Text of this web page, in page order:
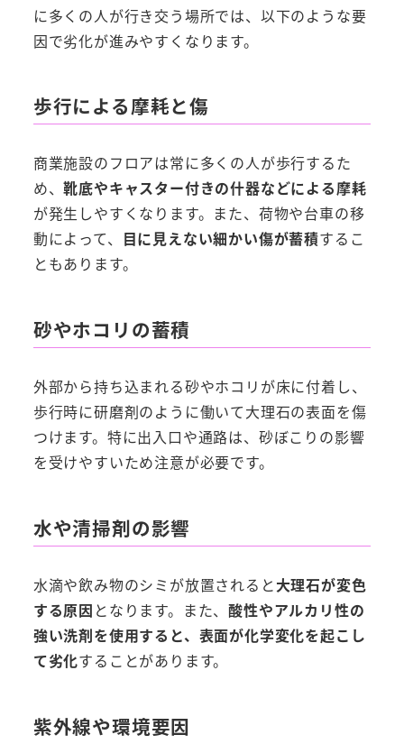
に多くの人が行き交う場所では、以下のような要
因で劣化が進みやすくなります。
歩行による摩耗と傷
商業施設のフロアは常に多くの人が歩行するた
め、靴底やキャスター付きの什器などによる摩耗
が発生しやすくなります。また、荷物や台車の移
動によって、 目に見えない細かい傷が蓄積するこ
ともあります。
砂やホコリの蓄積
外部から持ち込まれる砂やホコリが床に付着し、
歩行時に研磨剤のように働いて大理石の表面を傷
つけます。特に出入口や通路は、砂ぼこりの影響
を受けやすいため注意が必要です。
水や清掃剤の影響
水滴や飲み物のシミが放置されると大理石が変色
する原因 となります。また、酸性やアルカリ性の
強い洗剤を使用すると、表面が化学変化を起こし
て劣化することがあります。
紫外線や環境要因